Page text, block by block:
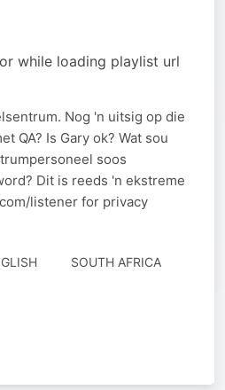
while loading playlist url
Nog 'n uitsig op die
QA? Is Gary ok? Wat sou
soos
Dit is reeds 'n ekstreme
listener for privacy
SOUTH AFRICA